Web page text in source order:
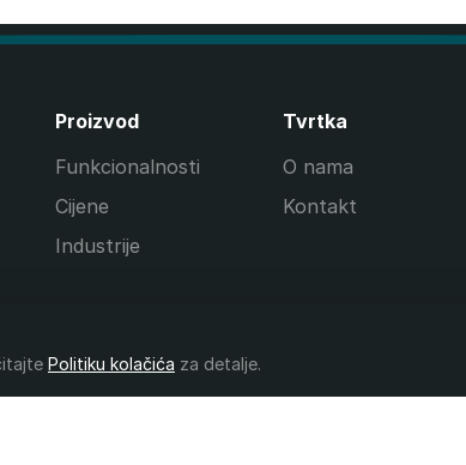
Proizvod
Funkcionalnosti
Cijene
Industrije
Tvrtka
O nama
Kontakt
Politiku kolačića za detalje.